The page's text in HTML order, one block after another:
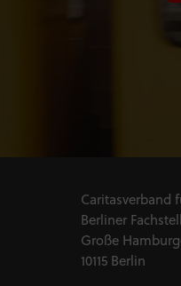
Caritasverband
Berliner
Große
10115 Berlin